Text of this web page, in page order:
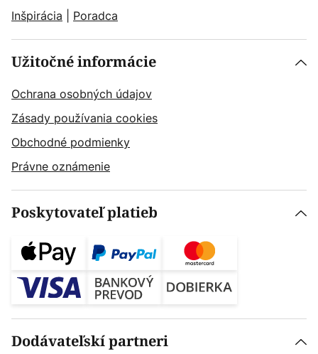
Inšpirácia
Poradca
Užitočné informácie
Ochrana osobných údajov
Zásady používania cookies
Obchodné podmienky
Právne oznámenie
Poskytovateľ platieb
Dodávateľskí partneri